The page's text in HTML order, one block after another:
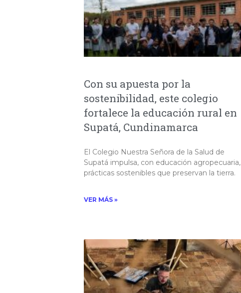
Con su apuesta por la
sostenibilidad, este colegio
fortalece la educación rural en
Supatá, Cundinamarca
El Colegio Nuestra Señora de la Salud de
Supatá impulsa, con educación agropecuaria,
prácticas sostenibles que preservan la tierra.​
VER MÁS »